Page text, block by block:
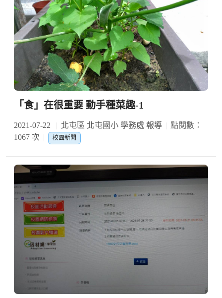
「食」在很重要 動手種菜趣-1
2021-07-22 北屯區 北屯國小 學務處 報導
點閱數：
1067 次
校園新聞